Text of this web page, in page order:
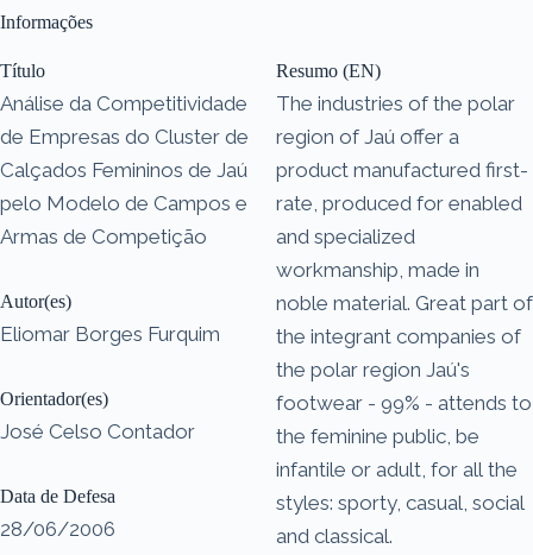
Informações
Título
Análise da Competitividade
de Empresas do Cluster de
Calçados Femininos de Jaú
pelo Modelo de Campos e
Armas de Competição
Autor(es)
Eliomar Borges Furquim
Orientador(es)
José Celso Contador
Data de Defesa
28/06/2006
Resumo (EN)
The industries of the polar
region of Jaú offer a
product manufactured first-
rate, produced for enabled
and specialized
workmanship, made in
noble material. Great part of
the integrant companies of
the polar region Jaú's
footwear - 99% - attends to
the feminine public, be
infantile or adult, for all the
styles: sporty, casual, social
and classical.